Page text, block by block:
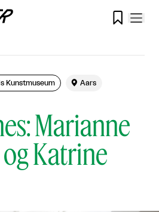

Marianne
Katrine
Kunstmuseum  Aars